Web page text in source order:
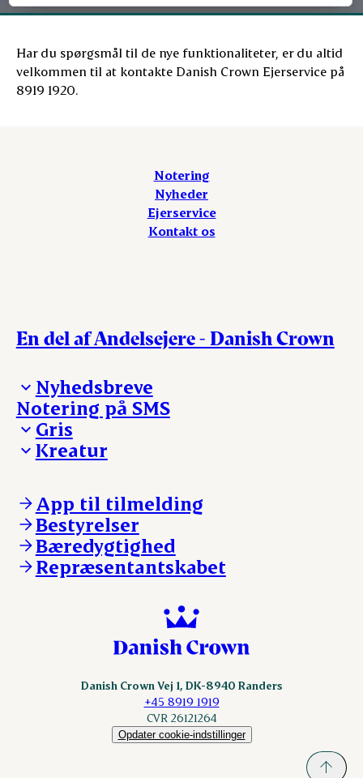
Har du spørgsmål til de nye funktionaliteter, er du altid
velkommen til at kontakte Danish Crown Ejerservice på
8919 1920.
Notering
Nyheder
Ejerservice
Kontakt os
En del af Andelsejere - Danish Crown
Nyhedsbreve
Madinspiration - nyhedsbrev
Notering på SMS
Gris
Ejerinformation
Nyheder
Login
Kreatur
Kontakt os
Notering
Nyheder
Login
App til tilmelding
Bestyrelser
Bæredygtighed
Repræsentantskabet
Danish Crown Vej 1, DK-8940 Randers
+45 8919 1919
CVR 26121264
Opdater cookie-indstillinger